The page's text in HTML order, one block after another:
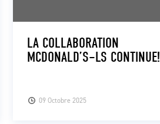
09 Octobre 2025
LA COLLABORATION
MCDONALD’S–LS CONTINUE!